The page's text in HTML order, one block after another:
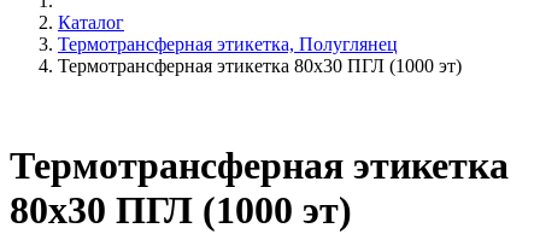
Каталог
Термотрансферная этикетка, Полуглянец
Термотрансферная этикетка 80х30 ПГЛ (1000 эт)
Термотрансферная этикетка
80х30 ПГЛ (1000 эт)